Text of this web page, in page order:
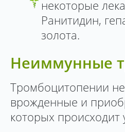
некоторые
Ранитидин,
золота.
Неиммунные
Тромбоцитопении
врожденные и
которых происходит